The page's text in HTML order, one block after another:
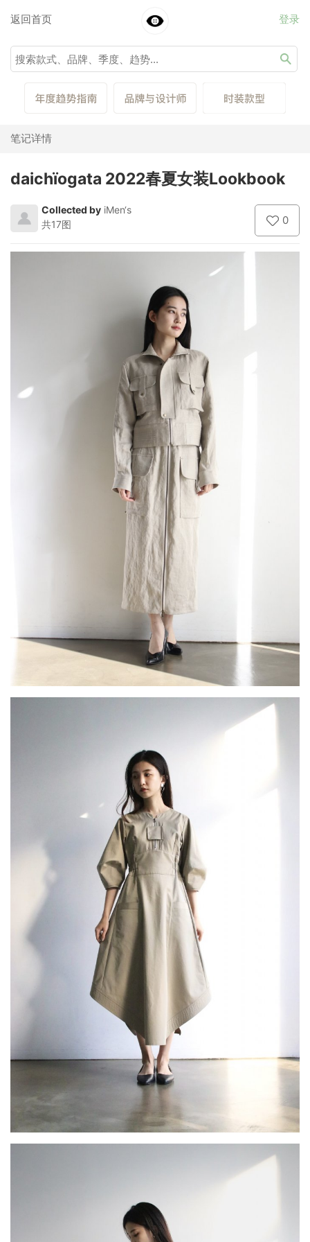
返回首页 登录
笔记详情
daichïogata 2022春夏女装Lookbook
Collected by iMen‘s
共17图
0